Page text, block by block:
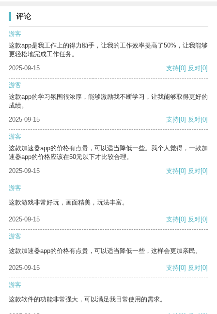
评论
游客
这款app是我工作上的得力助手，让我的工作效率提高了50%，让我能够
更轻松地完成工作任务。
2025-09-15
支持[0] 反对[0]
游客
这款app的学习氛围很浓厚，能够激励我不断学习，让我能够取得更好的
成绩。
2025-09-15
支持[0] 反对[0]
游客
这款加速器app的价格有点贵，可以适当降低一些。我个人觉得，一款加
速器app的价格应该在50元以下才比较合理。
2025-09-15
支持[0] 反对[0]
游客
这款游戏非常好玩，画面精美，玩法丰富。
2025-09-15 支持[0] 反对[0]
游客
这款加速器app的价格有点贵，可以适当降低一些，这样会更加亲民。
2025-09-15 支持[0] 反对[0]
游客
这款软件的功能非常强大，可以满足我日常使用的需求。